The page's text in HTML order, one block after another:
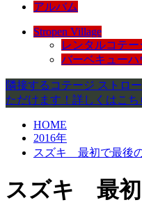
アルバム
Stropen Village
レンタルコテ
バーベキュー
隣接するコテージ ストロ
ただけます！詳しくはこち
HOME
2016年
スズキ 最初で最後
スズキ 最初